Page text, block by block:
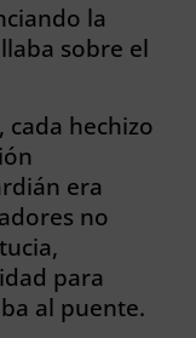
la
sobre el
cada hechizo
era
no
para
al puente.